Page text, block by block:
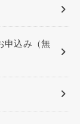
申込み（無